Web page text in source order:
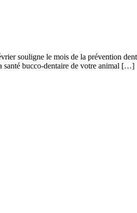
souligne le mois de la prévention
santé bucco-dentaire de votre animal […]